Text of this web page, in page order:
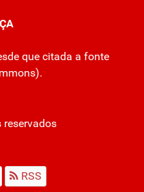
que citada a fonte
).
RSS